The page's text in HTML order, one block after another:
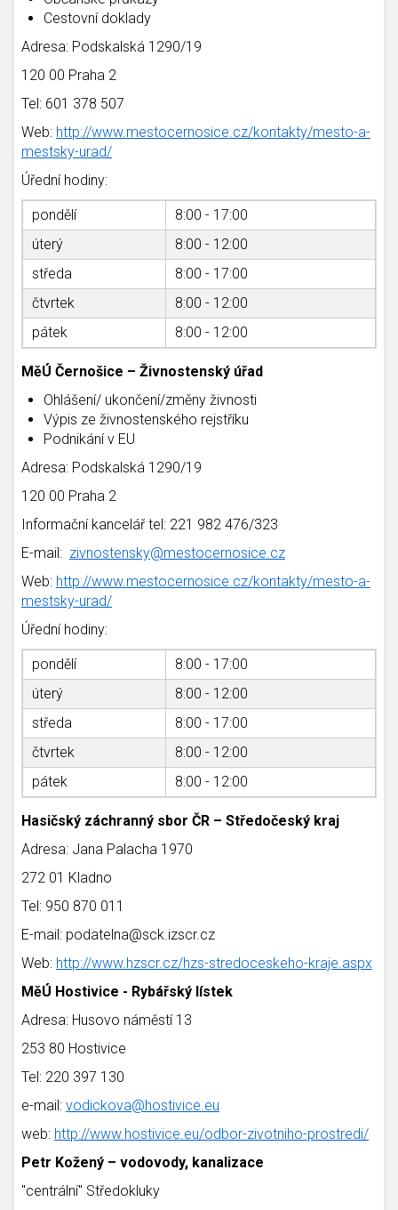
Cestovní doklady
Adresa: Podskalská 1290/19
120 00 Praha 2
Tel: 601 378 507
Web: http://www.mestocernosice.cz/kontakty/mesto-a-
mestsky-urad/
Úřední hodiny:
pondělí
8:00 - 17:00
úterý
8:00 - 12:00
středa
8:00 - 17:00
čtvrtek
8:00 - 12:00
pátek
8:00 - 12:00
MěÚ Černošice – Živnostenský úřad
Ohlášení/ ukončení/změny živnosti
Výpis ze živnostenského rejstříku
Podnikání v EU
Adresa: Podskalská 1290/19
120 00 Praha 2
Informační kancelář tel: 221 982 476/323
E-mail: zivnostensky@mestocernosice.cz
Web: http://www.mestocernosice.cz/kontakty/mesto-a-
mestsky-urad/
Úřední hodiny:
pondělí
8:00 - 17:00
úterý
8:00 - 12:00
středa
8:00 - 17:00
čtvrtek
8:00 - 12:00
pátek
8:00 - 12:00
Hasičský záchranný sbor ČR – Středočeský kraj
Adresa: Jana Palacha 1970
272 01 Kladno
Tel: 950 870 011
E-mail: podatelna@sck.izscr.cz
Web: http://www.hzscr.cz/hzs-stredoceskeho-kraje.aspx
MěÚ Hostivice - Rybářský lístek
Adresa: Husovo náměstí 13
253 80 Hostivice
Tel: 220 397 130
e-mail: vodickova@hostivice.eu
web: http://www.hostivice.eu/odbor-zivotniho-prostredi/
Petr Kožený – vodovody, kanalizace
"centrální" Středokluky